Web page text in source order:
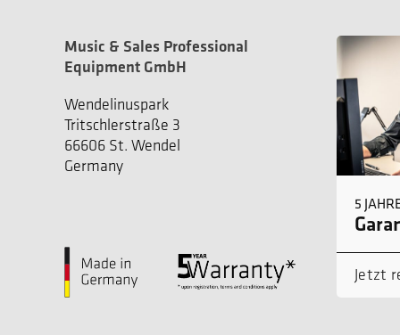
Music & Sales Professional
Equipment GmbH
Wendelinuspark
Tritschlerstraße 3
66606 St. Wendel
Germany
5
Jetzt